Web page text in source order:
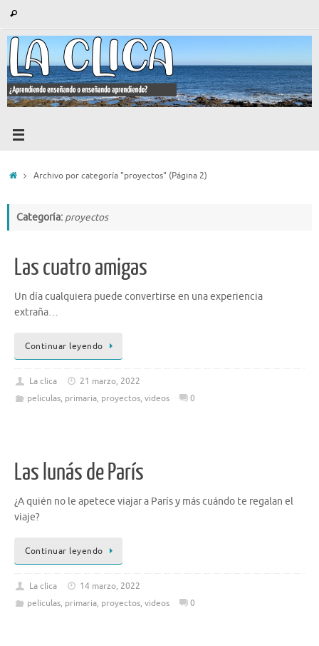
contenido
Buscar
InicioArchivo por categoría "proyectos" (Página 2)
Categoría: proyectos
Las cuatro amigas
Un día cualquiera puede convertirse en una experiencia
extraña…
Continuar leyendo
La clica
21 marzo, 2022
peliculas, primaria, proyectos, videos 0
Las lunás de París
¿A quién no le apetece viajar a París y más cuándo te regalan el
viaje?
Continuar leyendo
La clica
14 marzo, 2022
peliculas, primaria, proyectos, videos 0